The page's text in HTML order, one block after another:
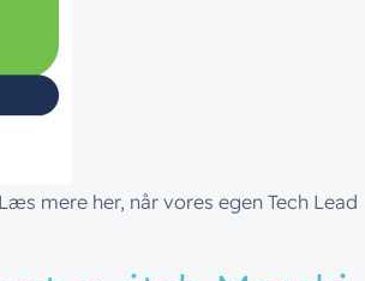
mere her, når vores egen Tech Lead